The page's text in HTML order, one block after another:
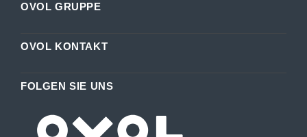
OVOL GRUPPE
OVOL KONTAKT
FOLGEN SIE UNS